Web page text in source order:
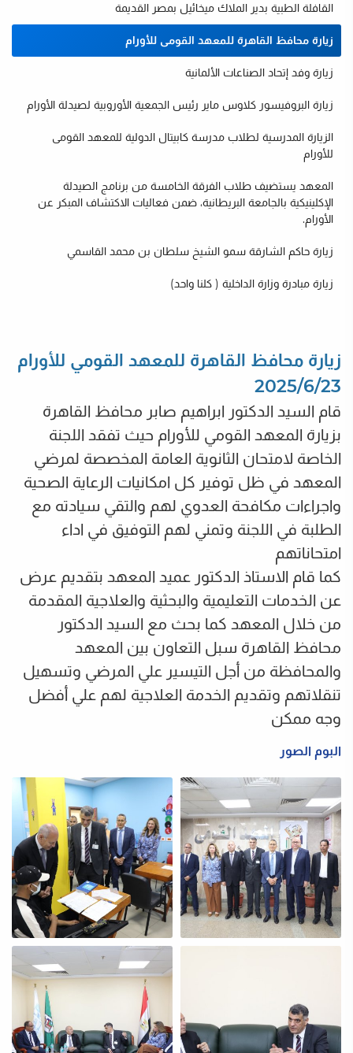
القافلة الطبية بدير الملاك ميخائيل بمصر القديمة
زيارة محافظ القاهرة للمعهد القومى للأورام
زيارة وفد إتحاد الصناعات الألمانية
زيارة البروفيسور كلاوس ماير رئيس الجمعية الأوروبية لصيدلة الأورام
الزيارة المدرسية لطلاب مدرسة كابيتال الدولية للمعهد القومى
للأورام
المعهد يستضيف طلاب الفرقة الخامسة من برنامج الصيدلة
الإكلينيكية بالجامعة البريطانية، ضمن فعاليات الاكتشاف المبكر عن
الأورام.
زيارة حاكم الشارقة سمو الشيخ سلطان بن محمد القاسمي
زيارة مبادرة وزارة الداخلية ( كلنا واحد)
زيارة محافظ القاهرة للمعهد القومي للأورام
2025/6/23
قام السيد الدكتور ابراهيم صابر محافظ القاهرة
بزيارة المعهد القومي للأورام حيث تفقد اللجنة
الخاصة لامتحان الثانوية العامة المخصصة لمرضي
المعهد في ظل توفير كل امكانيات الرعاية الصحية
واجراءات مكافحة العدوي لهم والتقي سيادته مع
الطلبة في اللجنة وتمني لهم التوفيق في اداء
امتحاناتهم
كما قام الاستاذ الدكتور عميد المعهد بتقديم عرض
عن الخدمات التعليمية والبحثية والعلاجية المقدمة
من خلال المعهد كما بحث مع السيد الدكتور
محافظ القاهرة سبل التعاون بين المعهد
والمحافظة من أجل التيسير علي المرضي وتسهيل
تنقلاتهم وتقديم الخدمة العلاجية لهم علي أفضل
وجه ممكن
البوم الصور